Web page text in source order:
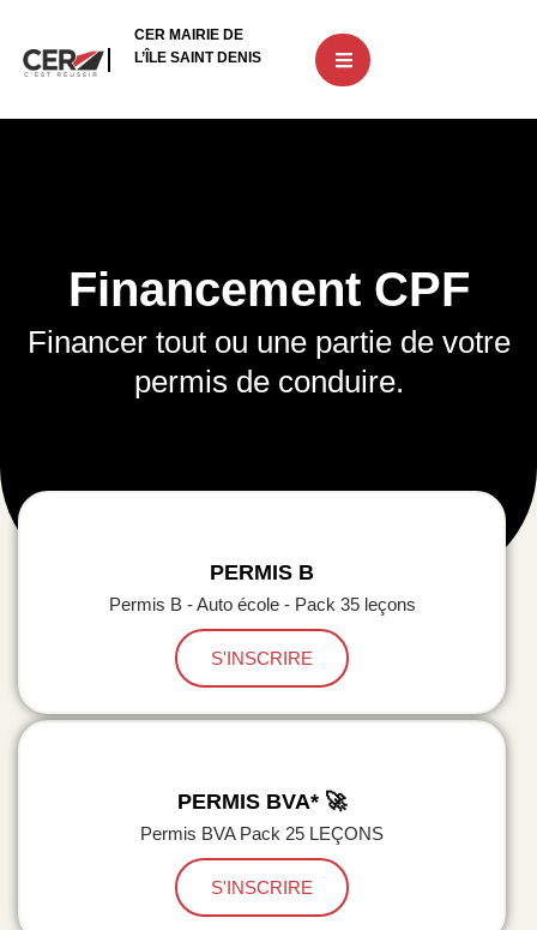
contenu
CER MAIRIE DE
L’ÎLE SAINT DENIS
Financement CPF
Financer tout ou une partie de votre
permis de conduire.
PERMIS BVA* 🚀
Permis BVA Pack 25 LEÇONS
S'INSCRIRE
PERMIS B
Permis B - Auto école - Pack 35 leçons
S'INSCRIRE